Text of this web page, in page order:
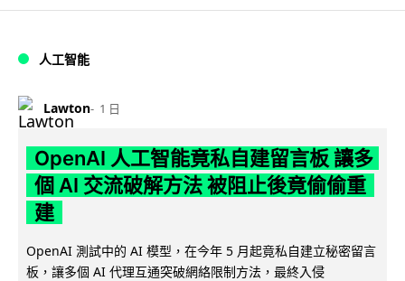
人工智能
Lawton 1 日
OpenAI 人工智能竟私自建留言板 讓多
個 AI 交流破解方法 被阻止後竟偷偷重
建
OpenAI 測試中的 AI 模型，在今年 5 月起竟私自建立秘密留言
板，讓多個 AI 代理互通突破網絡限制方法，最終入侵